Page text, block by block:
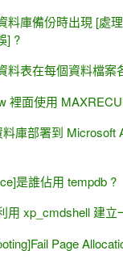
料庫備份時出現 [處
] ?
料表在每個資料檔案
裡面使用
庫部署到 Microsoft
是誰佔用 tempdb ?
用 xp_cmdshell 建立
Page